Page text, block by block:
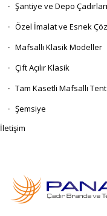
Şantiye ve Depo Çadırları
Özel İmalat ve Esnek
Mafsallı Klasik Modeller
Çift Açılır Klasik
Tam Kasetli Mafsallı
Şemsiye
İletişim